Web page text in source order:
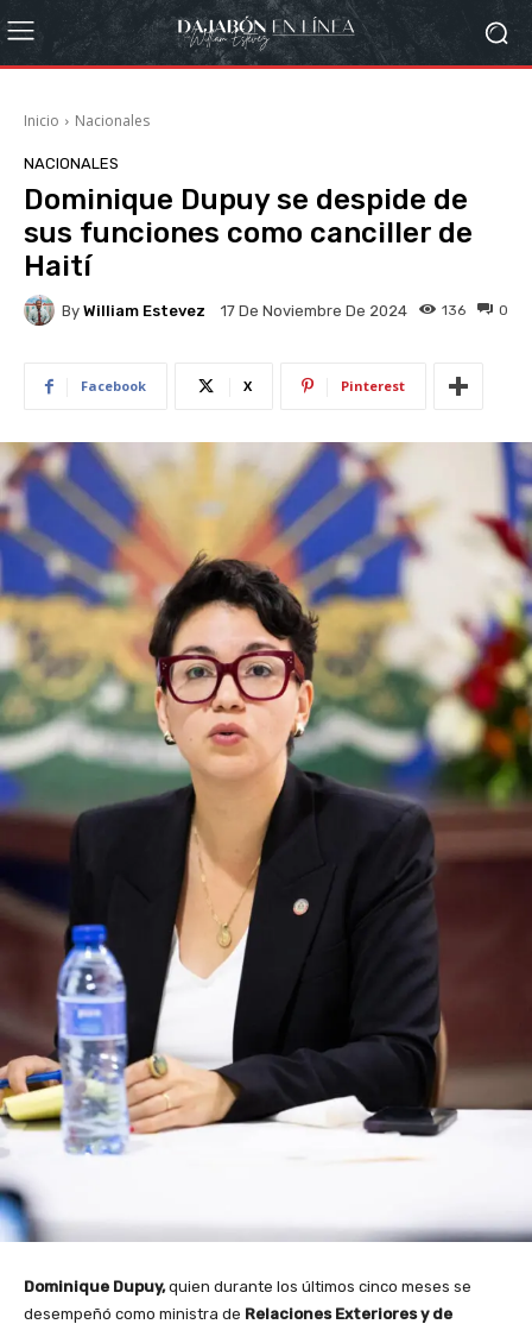
Inicio Nacionales
NACIONALES
Dominique Dupuy se despide de
sus funciones como canciller de
Haití
By William Estevez 17 De Noviembre De 2024 0
136
Facebook X Pinterest
Dominique Dupuy,quien durante los últimos cinco meses se
desempeñó como ministra de Relaciones Exteriores y de